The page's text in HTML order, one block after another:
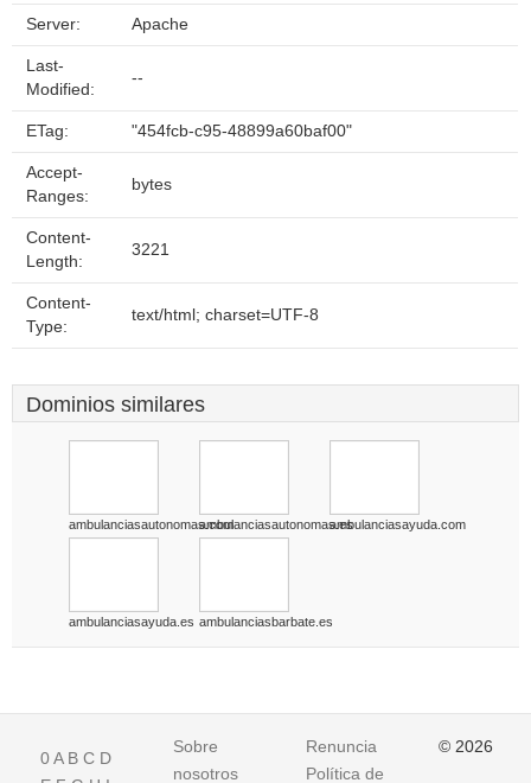
Server: Apache
Last-
Modified:
--
ETag: "454fcb-c95-48899a60baf00"
Accept-
Ranges:
bytes
Content-
Length:
3221
Content-
Type:
text/html; charset=UTF-8
Dominios similares
ambulanciasautonomas.comambulanciasautonomas.esambulanciasayuda.com
ambulanciasayuda.es ambulanciasbarbate.es
0A B C D
Sobre
nosotros
Renuncia
Política de
© 2026